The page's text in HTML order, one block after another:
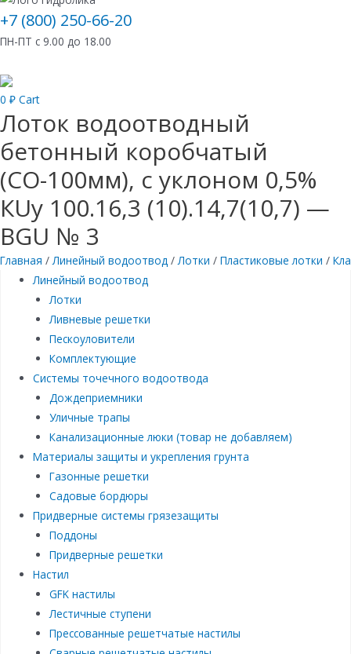
+7 (800) 250-66-20
ПН-ПТ с 9.00 до 18.00
0 ₽ Cart
Лоток водоотводный
бетонный коробчатый
(СО-100мм), с уклоном 0,5%
КUу 100.16,3 (10).14,7(10,7) —
BGU № 3
Главная /Линейный водоотвод /Лотки / Пластиковые лотки /
Линейный водоотвод
Лотки
Ливневые решетки
Пескоуловители
Комплектующие
Системы точечного водоотвода
Дождеприемники
Уличные трапы
Канализационные люки (товар не добавляем)
Материалы защиты и укрепления грунта
Газонные решетки
Садовые бордюры
Придверные системы грязезащиты
Поддоны
Придверные решетки
Настил
GFK настилы
Лестичные ступени
Прессованные решетчатые настилы